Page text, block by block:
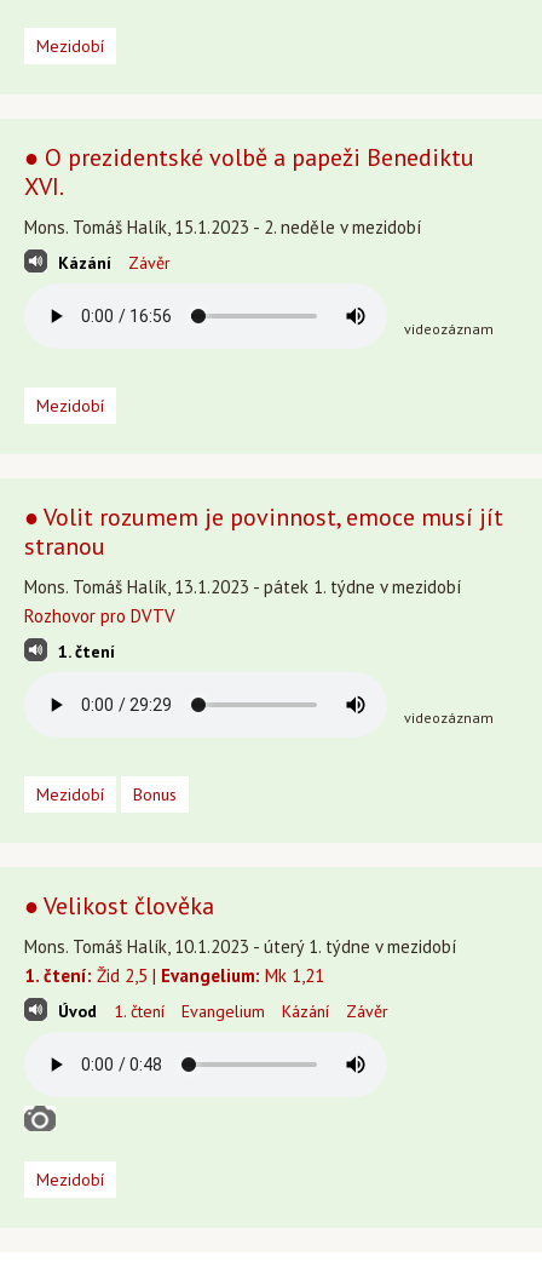
Mezidobí
● O prezidentské volbě a papeži Benediktu
XVI.
Mons. Tomáš Halík, 15.1.2023 - 2. neděle v mezidobí
Kázání Závěr
videozáznam
Mezidobí
● Volit rozumem je povinnost, emoce musí jít
stranou
Mons. Tomáš Halík, 13.1.2023 - pátek 1. týdne v mezidobí
Rozhovor pro DVTV
1. čtení
videozáznam
Mezidobí Bonus
● Velikost člověka
Mons. Tomáš Halík, 10.1.2023 - úterý 1. týdne v mezidobí
1. čtení: Žid 2,5 | Evangelium: Mk 1,21
Úvod 1. čtení Evangelium Kázání Závěr
Mezidobí